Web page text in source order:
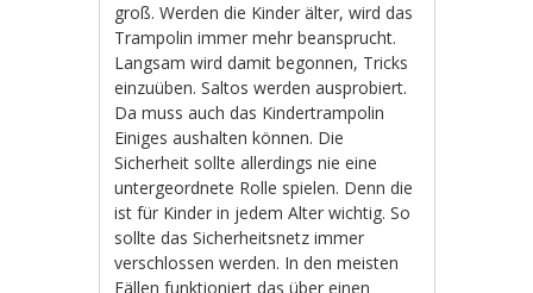
groß. Werden die Kinder älter, wird das
Trampolin immer mehr beansprucht.
Langsam wird damit begonnen, Tricks
einzuüben. Saltos werden ausprobiert.
Da muss auch das Kindertrampolin
Einiges aushalten können. Die
Sicherheit sollte allerdings nie eine
untergeordnete Rolle spielen. Denn die
ist für Kinder in jedem Alter wichtig. So
sollte das Sicherheitsnetz immer
verschlossen werden. In den meisten
Fällen funktioniert das über einen